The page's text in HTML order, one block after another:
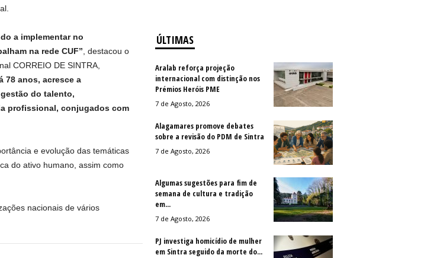
a implementar no
na rede CUF” , destacou o
CORREIO DE SINTRA,
78 anos, acresce a
do talento,
profissional, conjugados com
e evolução das temáticas
do ativo humano, assim como
nacionais de vários
ÚLTIMAS
Aralab reforça projeção
internacional com distinção nos
Prémios Heróis PME
7 de Agosto, 2026
Alagamares promove debates
sobre a revisão do PDM de Sintra
7 de Agosto, 2026
Algumas sugestões para fim de
semana de cultura e tradição
em...
7 de Agosto, 2026
PJ investiga homicídio de mulher
em Sintra seguido da morte do...